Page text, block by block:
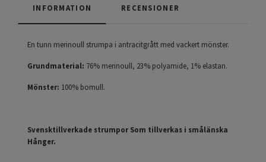
INFORMATION RECENSIONER
En tunn merinoull strumpa i antracitgrått med vackert mönster.
Grundmaterial: 76% merinoull, 23% polyamide, 1% elastan.
Mönster: 100% bomull.
Svensktillverkade strumpor Som tillverkas i smålänska
Hånger.